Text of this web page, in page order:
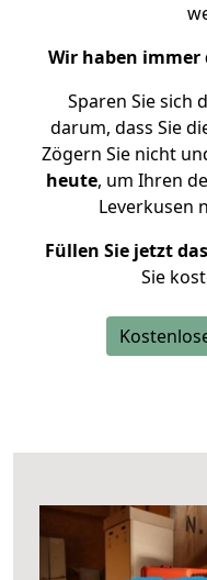
Wir haben immer
Sparen Sie sich
darum, dass Sie
Zögern Sie nicht
heute, um Ihren
Leverkusen
Füllen Sie jetzt
Sie